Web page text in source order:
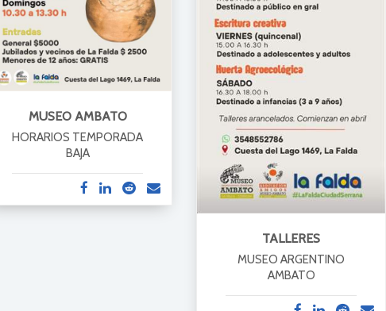
MUSEO AMBATO
HORARIOS TEMPORADA
BAJA
TALLERES
MUSEO ARGENTINO
AMBATO